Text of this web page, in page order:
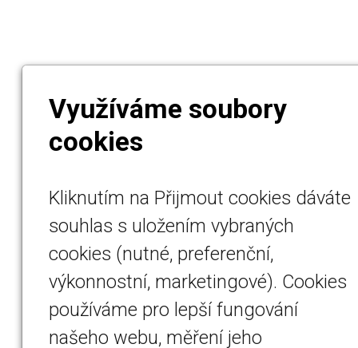
Využíváme soubory
cookies
Kliknutím na Přijmout cookies dáváte
souhlas s uložením vybraných
cookies (nutné, preferenční,
výkonnostní, marketingové). Cookies
používáme pro lepší fungování
našeho webu, měření jeho